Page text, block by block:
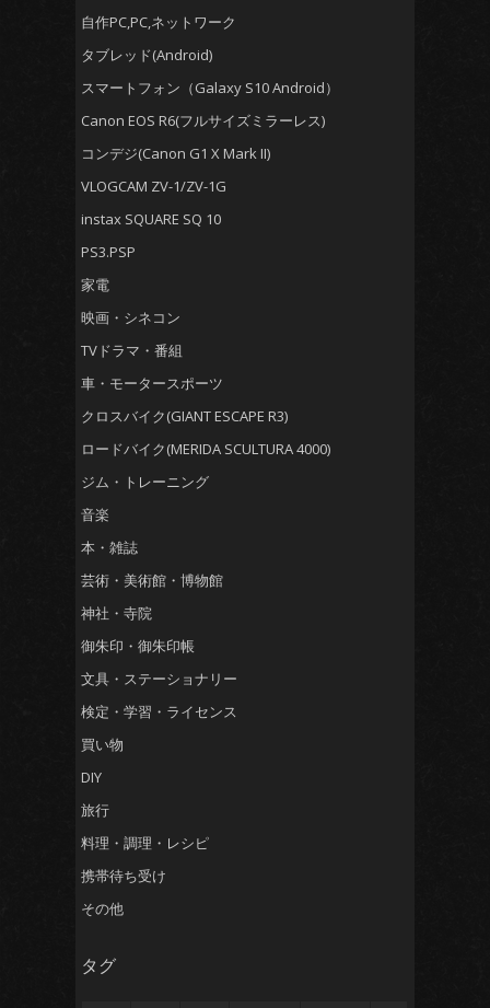
自作PC,PC,ネットワーク
タブレッド(Android)
スマートフォン（Galaxy S10 Android）
Canon EOS R6(フルサイズミラーレス)
コンデジ(Canon G1 X Mark II)
VLOGCAM ZV-1/ZV-1G
instax SQUARE SQ 10
PS3.PSP
家電
映画・シネコン
TVドラマ・番組
車・モータースポーツ
クロスバイク(GIANT ESCAPE R3)
ロードバイク(MERIDA SCULTURA 4000)
ジム・トレーニング
音楽
本・雑誌
芸術・美術館・博物館
神社・寺院
御朱印・御朱印帳
文具・ステーショナリー
検定・学習・ライセンス
買い物
DIY
旅行
料理・調理・レシピ
携帯待ち受け
その他
タグ